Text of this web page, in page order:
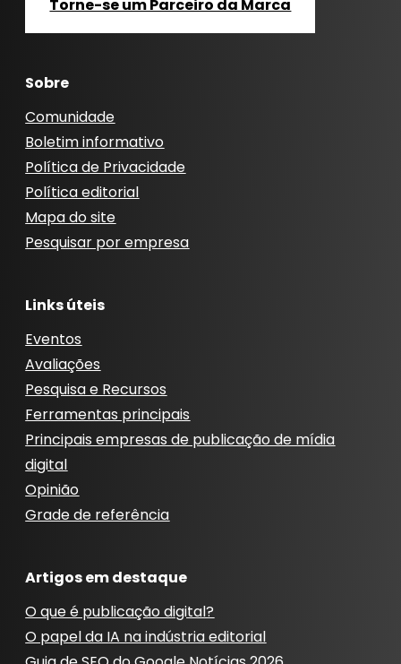
Torne-se um Parceiro da Marca
Sobre
Comunidade
Boletim informativo
Política de Privacidade
Política editorial
Mapa do site
Pesquisar por empresa
Links úteis
Eventos
Avaliações
Pesquisa e Recursos
Ferramentas principais
Principais empresas de publicação de mídia
digital
Opinião
Grade de referência
Artigos em destaque
O que é publicação digital?
O papel da IA ​​na indústria editorial